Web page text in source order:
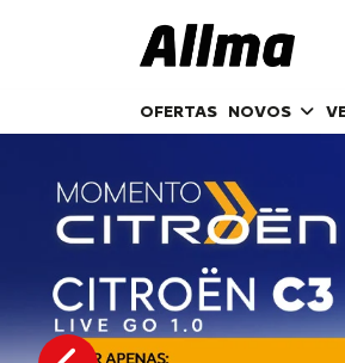
OFERTAS NOVOS